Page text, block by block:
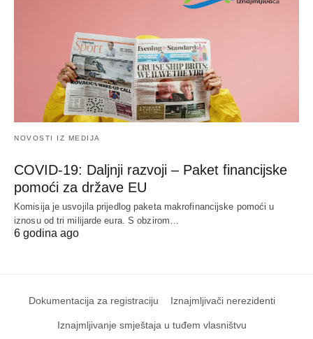
NOVOSTI IZ MEDIJA
COVID-19: Daljnji razvoji – Paket financijske
pomoći za države EU
Komisija je usvojila prijedlog paketa makrofinancijske pomoći u
iznosu od tri milijarde eura. S obzirom…
6 godina ago
Dokumentacija za registraciju Iznajmljivači nerezidenti
Iznajmljivanje smještaja u tuđem vlasništvu